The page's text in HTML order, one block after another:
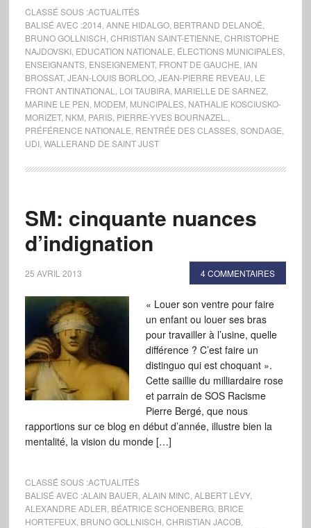
CLASSÉ SOUS :ACTUALITÉS
BALISÉ AVEC :2014 ANNE HIDALGO, BERTRAND DELANOË
BRUNO GOLLNISCH CHRISTIAN SAINT-ETIENNE CHRISTOPHE
NAJDOVSKI, EDUCATION NATIONALE ÉLECTIONS MUNICIPALES,
ENSEIGNANTS, ENSEIGNEMENT, FRONT DE GAUCHE IAN
BROSSAT, JEAN-LOUIS BORLOO, JEAN-PIERRE REVEAU LE
FRONT ANTINATIONAL
LOI TAUBIRA, MARIELLE DE SARNEZ,
MARINE LE PEN MODEM MUNCIPALES, NATHALIE KOSCIUSKO-
MORIZET, NKM PARIS, PIERRE-YVES BOURNAZEL.
PRÉFÉRENCE NATIONALE RENTRÉE DES CLASSES, SONDAGE
UDI, WALLERAND DE SAINT JUST
SM: cinquante nuances
d’indignation
25 AVRIL 2013 4 COMMENTAIRES
« Louer son ventre pour faire
un enfant ou louer ses bras
pour travailler à l’usine, quelle
différence ? C’est faire un
distinguo qui est choquant ».
Cette saillie du milliardaire rose
et parrain de SOS Racisme
Pierre Bergé, que nous
rapportions sur ce blog en début d’année, illustre bien la
mentalité, la vision du monde […]
CLASSÉ SOUS :ACTUALITÉS
BALISÉ AVEC :ALAIN BAUER ALAIN MINC ALBERT LÉVY,
ALEXANDRE ADLER BÉATRICE SCHOENBERG, BRICE
HORTEFEUX, BRUNO GOLLNISCH CHRISTIAN JACOB,